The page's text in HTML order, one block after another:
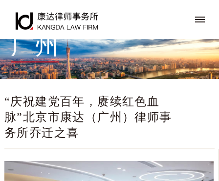
广州
“庆祝建党百年，赓续红色血
脉”北京市康达（广州）律师事
务所乔迁之喜